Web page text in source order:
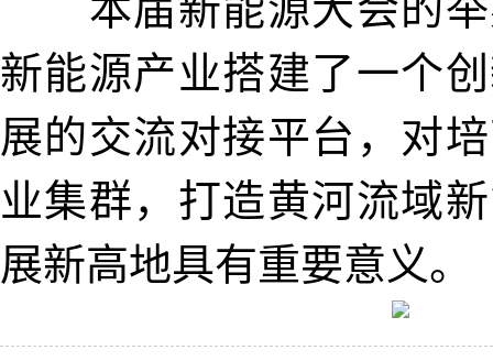
新能源产业搭建了一个
展的交流对接平台，对
业集群，打造黄河流域
展新高地具有重要意义。